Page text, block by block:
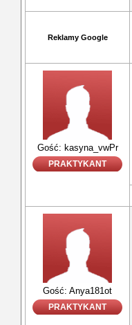
Reklamy Google
Gość: kasyna_vwPr
PRAKTYKANT
Gość: Anya181ot
PRAKTYKANT